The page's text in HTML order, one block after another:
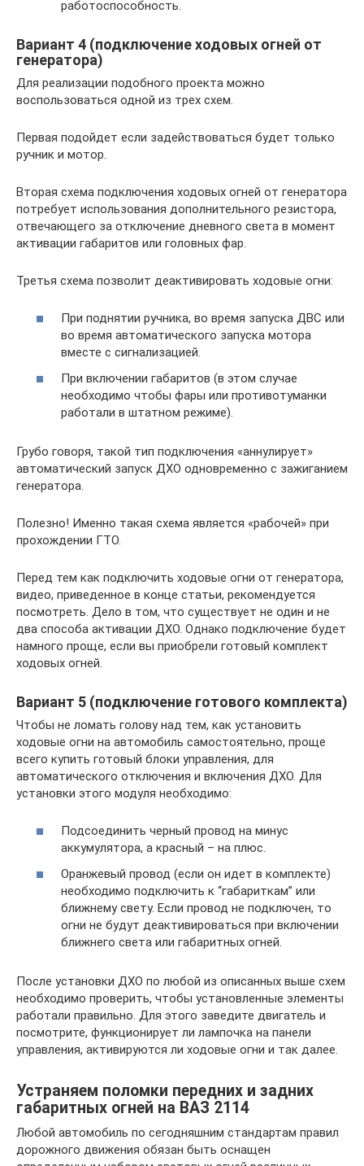
работоспособность.
Вариант 4 (подключение ходовых огней от
генератора)
Для реализации подобного проекта можно
воспользоваться одной из трех схем.
Первая подойдет если задействоваться будет только
ручник и мотор.
Вторая схема подключения ходовых огней от генератора
потребует использования дополнительного резистора,
отвечающего за отключение дневного света в момент
активации габаритов или головных фар.
Третья схема позволит деактивировать ходовые огни:
При поднятии ручника, во время запуска ДВС или
во время автоматического запуска мотора
вместе с сигнализацией.
При включении габаритов (в этом случае
необходимо чтобы фары или противотуманки
работали в штатном режиме).
Грубо говоря, такой тип подключения «аннулирует»
автоматический запуск ДХО одновременно с зажиганием
генератора.
Полезно! Именно такая схема является «рабочей» при
прохождении ГТО.
Перед тем как подключить ходовые огни от генератора,
видео, приведенное в конце статьи, рекомендуется
посмотреть. Дело в том, что существует не один и не
два способа активации ДХО. Однако подключение будет
намного проще, если вы приобрели готовый комплект
ходовых огней.
Вариант 5 (подключение готового комплекта)
Чтобы не ломать голову над тем, как установить
ходовые огни на автомобиль самостоятельно, проще
всего купить готовый блоки управления, для
автоматического отключения и включения ДХО. Для
установки этого модуля необходимо:
Подсоединить черный провод на минус
аккумулятора, а красный – на плюс.
Оранжевый провод (если он идет в комплекте)
необходимо подключить к “габариткам” или
ближнему свету. Если провод не подключен, то
огни не будут деактивироваться при включении
ближнего света или габаритных огней.
После установки ДХО по любой из описанных выше схем
необходимо проверить, чтобы установленные элементы
работали правильно. Для этого заведите двигатель и
посмотрите, функционирует ли лампочка на панели
управления, активируются ли ходовые огни и так далее.
Устраняем поломки передних и задних
габаритных огней на ВАЗ 2114
Любой автомобиль по сегодняшним стандартам правил
дорожного движения обязан быть оснащен